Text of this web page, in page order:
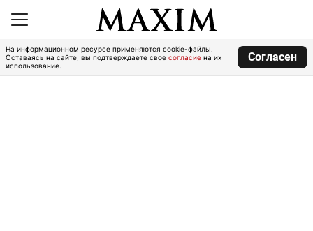
На информационном ресурсе применяются cookie-файлы.
Оставаясь на сайте, вы подтверждаете свое согласие на их
использование.
Согласен